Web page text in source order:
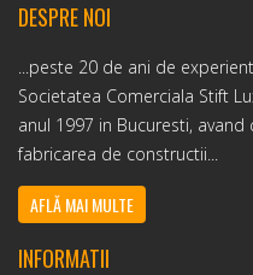
DESPRE NOI
...peste 20 de ani de
Societatea Comerciala Stift
anul 1997 in Bucuresti,
fabricarea de constructii...
AFLĂ MAI MULTE
INFORMATII